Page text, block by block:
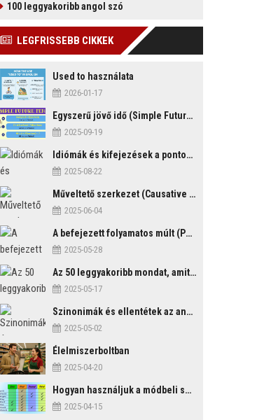
100 leggyakoribb angol szó
LEGFRISSEBB CIKKEK
Used to használata
2026-01-17
Egyszerű jövő idő (Simple Future Tense)
2025-09-19
Idiómák és kifejezések a pontosság és késés témakörében
2025-08-22
Műveltető szerkezet (Causative Mood)
2025-06-04
A befejezett folyamatos múlt (Past Perfect Continuous Tense)
2025-05-28
Az 50 leggyakoribb mondat, amit mindenképp érdemes tudni
2025-05-17
Szinonimák és ellentétek az angol nyelvben
2025-05-02
Élelmiszerboltban
2025-04-20
Hogyan használjuk a módbeli segédigéket a feltételes mondatszerkezetekben?
2025-04-15